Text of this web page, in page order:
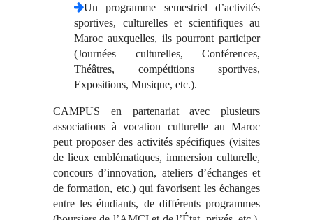
Un programme semestriel d’activités
sportives, culturelles et scientifiques au
Maroc auxquelles, ils pourront participer
(Journées culturelles, Conférences,
Théâtres, compétitions sportives,
Expositions, Musique, etc.).
CAMPUS en partenariat avec plusieurs
associations à vocation culturelle au Maroc
peut proposer des activités spécifiques (visites
de lieux emblématiques, immersion culturelle,
concours d’innovation, ateliers d’échanges et
de formation, etc.) qui favorisent les échanges
entre les étudiants, de différents programmes